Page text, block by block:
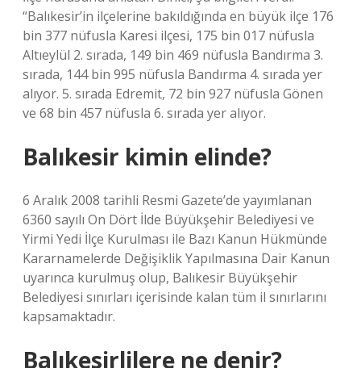
“Balıkesir’in ilçelerine bakıldığında en büyük ilçe 176
bin 377 nüfusla Karesi ilçesi, 175 bin 017 nüfusla
Altıeylül 2. sırada, 149 bin 469 nüfusla Bandırma 3.
sırada, 144 bin 995 nüfusla Bandırma 4. sırada yer
alıyor. 5. sırada Edremit, 72 bin 927 nüfusla Gönen
ve 68 bin 457 nüfusla 6. sırada yer alıyor.
Balıkesir kimin elinde?
6 Aralık 2008 tarihli Resmi Gazete’de yayımlanan
6360 sayılı On Dört İlde Büyükşehir Belediyesi ve
Yirmi Yedi İlçe Kurulması ile Bazı Kanun Hükmünde
Kararnamelerde Değişiklik Yapılmasına Dair Kanun
uyarınca kurulmuş olup, Balıkesir Büyükşehir
Belediyesi sınırları içerisinde kalan tüm il sınırlarını
kapsamaktadır.
Balıkesirlilere ne denir?